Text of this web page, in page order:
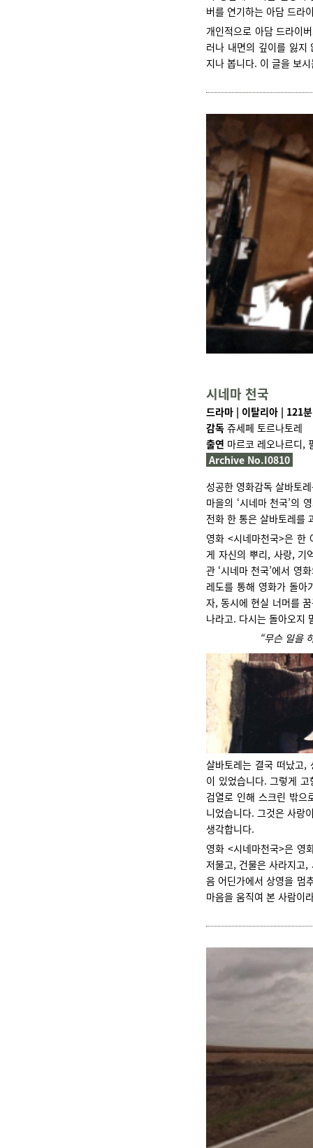
버를 연기하는 아담 드라
개인적으로 아담 드라이
러나 내면의 깊이를 잃지
지나 봅니다. 이 글을 보
시네마 천국
드라마 | 이탈리아 | 121
감독 쥬세페 토르나토레
출연 마르코 레오나르디,
Archive No.I0810
성공한 영화감독 살바토
마을의 ‘시네마 천국’의
전화 한 통은 살바토레를
영화 <시네마천국>은 한
게 자신의 뿌리, 사랑, 기
관 ‘시네마 천국’에서 영
레도를 통해 영화가 돌아
자, 동시에 현실 너머를
나라고. 다시는 돌아오지
“무슨 일을
살바토레는 결국 떠났고,
이 있었습니다.그렇게 고
검열로 인해 스크린 밖으
니었습니다. 그것은 사랑
생각합니다.
영화 <시네마천국>은 영
저물고, 건물은 사라지고
음 어딘가에서 상영을 멈
마음을 움직여 본 사람이